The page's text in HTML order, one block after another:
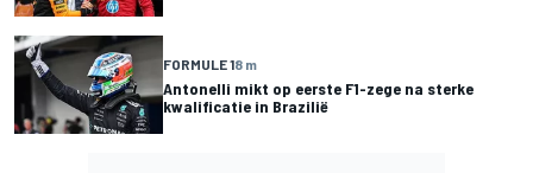
FORMULE 18 m
Antonelli mikt op eerste F1-zege na sterke
kwalificatie in Brazilië